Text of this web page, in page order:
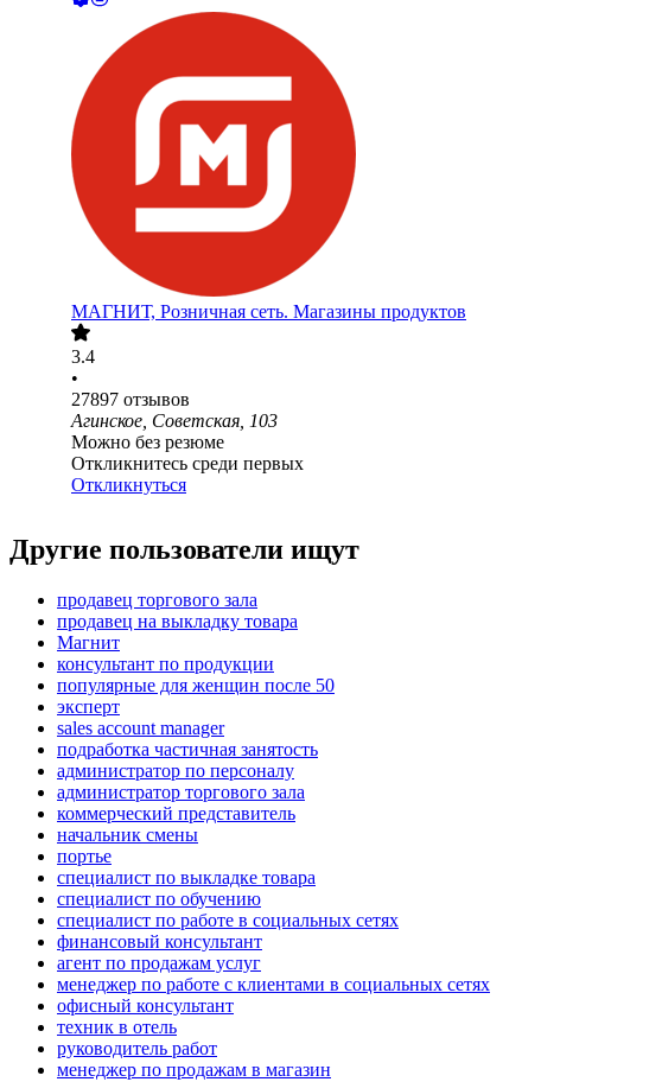
МАГНИТ, Розничная сеть. Магазины продуктов
3.4
•
27897 отзывов
Агинское, Советская, 103
Можно без резюме
Откликнитесь среди первых
Откликнуться
Другие пользователи ищут
продавец торгового зала
продавец на выкладку товара
Магнит
консультант по продукции
популярные для женщин после 50
эксперт
sales account manager
подработка частичная занятость
администратор по персоналу
администратор торгового зала
коммерческий представитель
начальник смены
портье
специалист по выкладке товара
специалист по обучению
специалист по работе в социальных сетях
финансовый консультант
агент по продажам услуг
менеджер по работе с клиентами в социальных сетях
офисный консультант
техник в отель
руководитель работ
менеджер по продажам в магазин